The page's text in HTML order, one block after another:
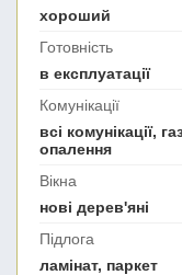
хороший
Готовність
в експлуатації
Комунікації
всі комунікації,
опалення
Вікна
нові дерев'яні
Підлога
ламінат, паркет